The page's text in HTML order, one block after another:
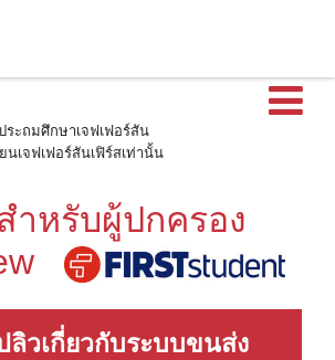
เ
ระถมศึกษาเจฟเฟอร์สัน
นเจฟเฟอร์สันเฟิร์สเท่านั้น
ำหรับผู้ปกครอง
ลิวเกี่ยวกับระบบขนส่ง